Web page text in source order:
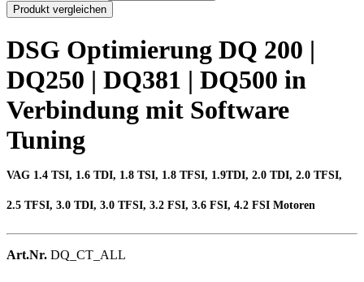
Produkt vergleichen
DSG Optimierung DQ 200 |
DQ250 | DQ381 | DQ500 in
Verbindung mit Software
Tuning
VAG 1.4 TSI, 1.6 TDI, 1.8 TSI, 1.8 TFSI, 1.9TDI, 2.0 TDI, 2.0 TFSI,
2.5 TFSI, 3.0 TDI, 3.0 TFSI, 3.2 FSI, 3.6 FSI, 4.2 FSI Motoren
Art.Nr. DQ_CT_ALL